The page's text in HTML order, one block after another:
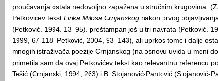
proučavanja ostala nedovoljno zapažena u stručnim krugovima.
Petkovićev tekst Lirika Miloša Crnjanskog nakon prvog
(Petković, 1994, 13–95), preštampan još u tri navrata (Petković,
1999, 67-118; Petković, 2004, 93–143), ali uprkos tome i dalje
mnogih istraživača poezije Crnjanskog (na osnovu uvida u meni
primetila sam da ovaj Petkovićev tekst kao relevantnu referencu
Tešić (Crnjanski, 1994, 263) i B. Stojanović-Pantović (Stojanović-